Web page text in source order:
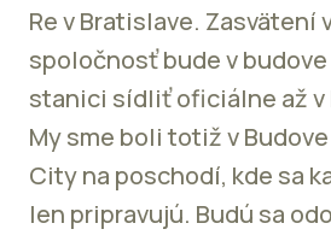
Re v Bratislave. Zasvätení
spoločnosť bude v
stanici sídliť oficiálne až v
My sme boli totiž v
City na poschodí, kde sa
len pripravujú. Budú sa